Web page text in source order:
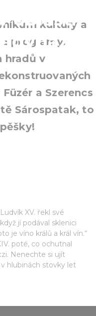
oblasti -
kultury a
programy.
hradů v
a Szerencs
Sárospatak, to
XV. řekl své
jí podával sklenici
je víno králů a král vín.“
poté, co ochutnal
Nenechte si ujít
hlubinách stovky let